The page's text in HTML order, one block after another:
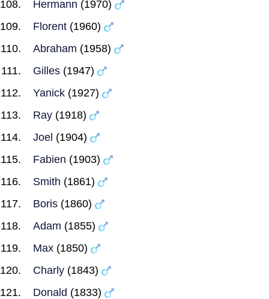
Hermann (1970)
Florent (1960)
Abraham (1958)
Gilles (1947)
Yanick (1927)
Ray (1918)
Joel (1904)
Fabien (1903)
Smith (1861)
Boris (1860)
Adam (1855)
Max (1850)
Charly (1843)
Donald (1833)